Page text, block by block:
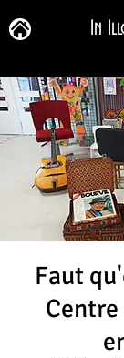
In
Faut